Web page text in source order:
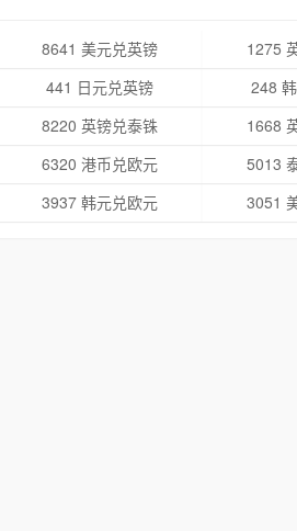
8641 美元兑英镑
1275
441 日元兑英镑
248
8220 英镑兑泰铢
1668
6320 港币兑欧元
5013
3937 韩元兑欧元 3051